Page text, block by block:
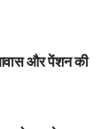
और पेंशन की